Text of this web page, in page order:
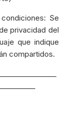
Se
privacidad del
que indique
compartidos.